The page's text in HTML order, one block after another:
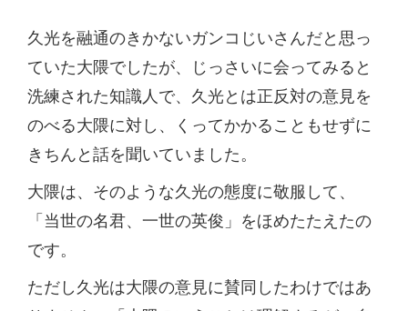
久光を融通のきかないガンコじいさんだと思っ
ていた大隈でしたが、じっさいに会ってみると
洗練された知識人で、久光とは正反対の意見を
のべる大隈に対し、くってかかることもせずに
きちんと話を聞いていました。
大隈は、そのような久光の態度に敬服して、
「当世の名君、一世の英俊」をほめたたえたの
です。
ただし久光は大隈の意見に賛同したわけではあ